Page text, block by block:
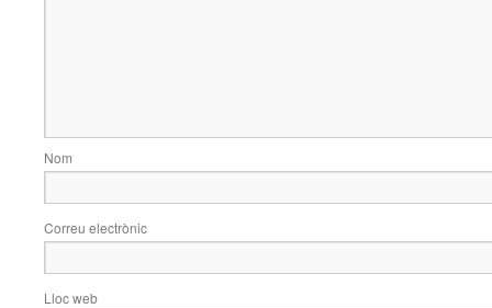
Nom
Correu electrònic
Lloc web